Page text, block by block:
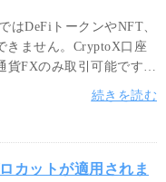
はDeFiトークンやNFT、
きません。CryptoX口座
FXのみ取引可能です。
ご希望の場合は他口座を
ロン）の取り扱いがある
。
続きを読む
カットが適用されま